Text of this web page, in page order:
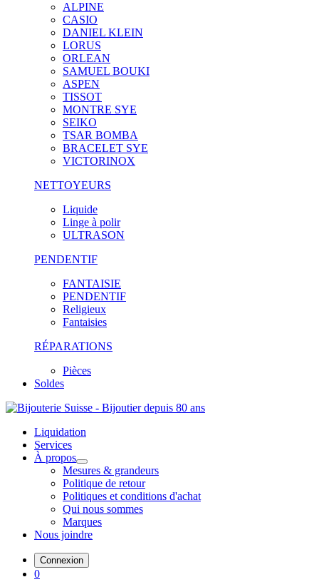
ALPINE
CASIO
DANIEL KLEIN
LORUS
ORLEAN
SAMUEL BOUKI
ASPEN
TISSOT
MONTRE SYE
SEIKO
TSAR BOMBA
BRACELET SYE
VICTORINOX
NETTOYEURS
Liquide
Linge à polir
ULTRASON
PENDENTIF
FANTAISIE
PENDENTIF
Religieux
Fantaisies
RÉPARATIONS
Pièces
Soldes
Liquidation
Services
À propos
Mesures & grandeurs
Politique de retour
Politiques et conditions d'achat
Qui nous sommes
Marques
Nous joindre
Connexion
0